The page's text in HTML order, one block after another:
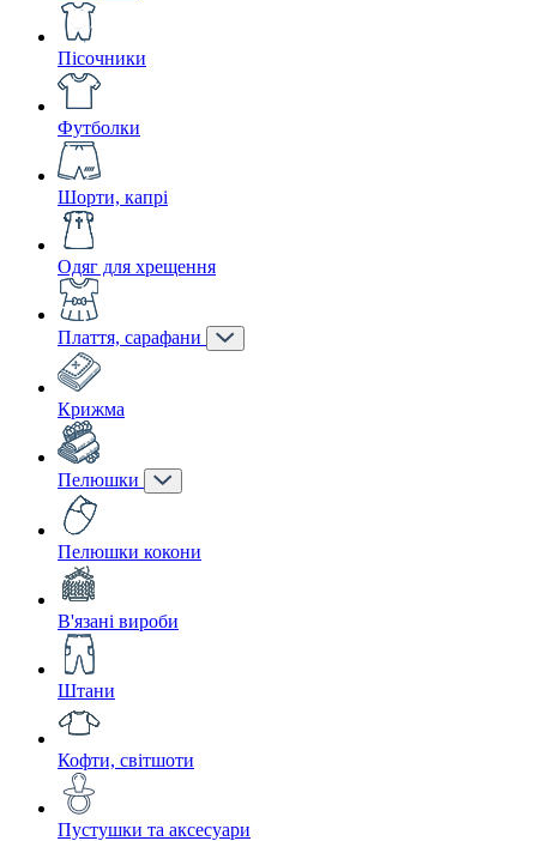
Пісочники
Футболки
Шорти, капрі
Одяг для хрещення
Плаття, сарафани
Крижма
Пелюшки
Пелюшки кокони
В'язані вироби
Штани
Кофти, світшоти
Пустушки та аксесуари